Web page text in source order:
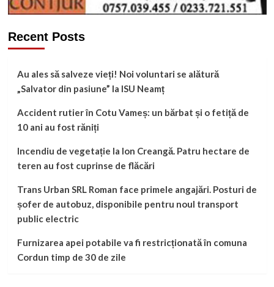
Recent Posts
Au ales să salveze vieți! Noi voluntari se alătură
„Salvator din pasiune” la ISU Neamț
Accident rutier în Cotu Vameș: un bărbat și o fetiță de
10 ani au fost răniți
Incendiu de vegetație la Ion Creangă. Patru hectare de
teren au fost cuprinse de flăcări
Trans Urban SRL Roman face primele angajări. Posturi de
șofer de autobuz, disponibile pentru noul transport
public electric
Furnizarea apei potabile va fi restricționată în comuna
Cordun timp de 30 de zile